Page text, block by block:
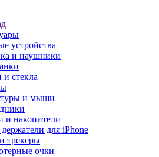
устройства
и наушники
стекла
и мыши
и накопители
для iPhone
трекеры
очки